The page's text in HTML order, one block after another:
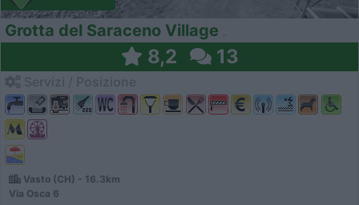
Grotta del Saraceno Village
8,2 13
Vasto (CH) - 16.3km
Via Osca 6